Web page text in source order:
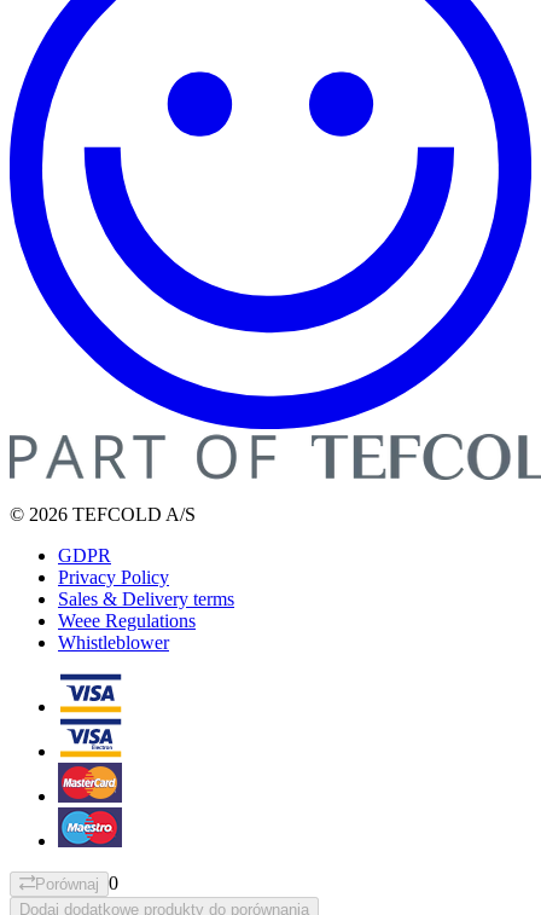
© 2026 TEFCOLD A/S
GDPR
Privacy Policy
Sales & Delivery terms
Weee Regulations
Whistleblower
Porównaj 0
Dodaj dodatkowe produkty do porównania